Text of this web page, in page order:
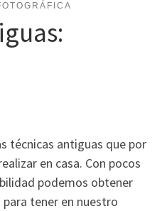
técnicas antiguas que por
en casa. Con pocos
podemos obtener
tener en nuestro